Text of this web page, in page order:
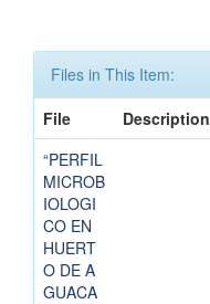
Files in This Item:
File
Description
“PERFIL
MICROB
IOLOGI
CO EN
HUERT
O DE A
GUACA